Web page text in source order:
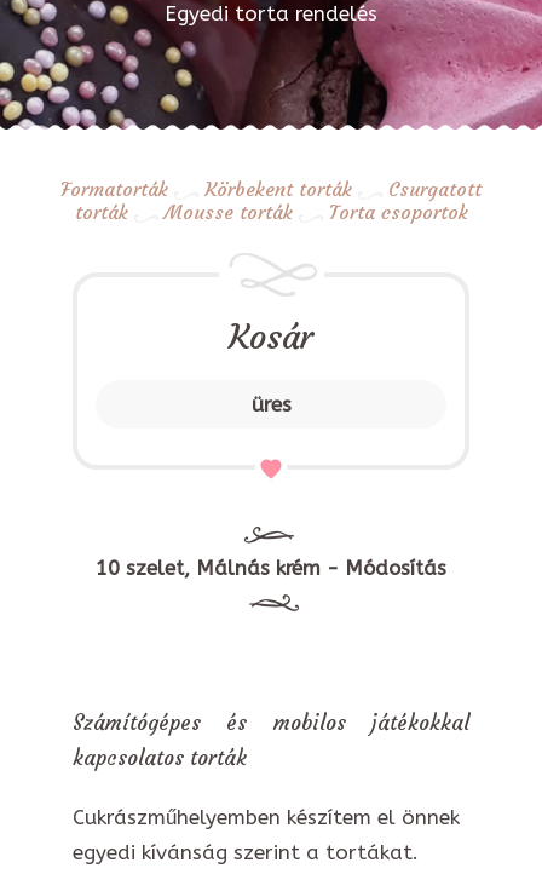
Egyedi torta rendelés
Formatorták Körbekent torták
Csurgatott
torták
Mousse torták Torta csoportok
Kosár
üres
10 szelet, Málnás krém - Módosítás
Számítógépes és mobilos játékokkal
kapcsolatos torták
Cukrászműhelyemben készítem el önnek
egyedi kívánság szerint a tortákat.